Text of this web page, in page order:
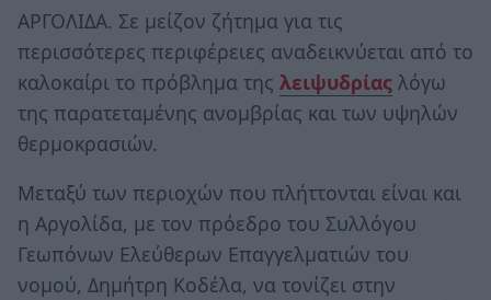
ΑΡΓΟΛΙΔΑ. Σε μείζον ζήτημα για τις
περισσότερες περιφέρειες αναδεικνύεται από το
καλοκαίρι το πρόβλημα της λειψυδρίας λόγω
της παρατεταμένης ανομβρίας και των υψηλών
θερμοκρασιών.
Μεταξύ των περιοχών που πλήττονται είναι και
η Αργολίδα, με τον πρόεδρο του Συλλόγου
Γεωπόνων Ελεύθερων Επαγγελματιών του
νομού, Δημήτρη Κοδέλα, να τονίζει στην